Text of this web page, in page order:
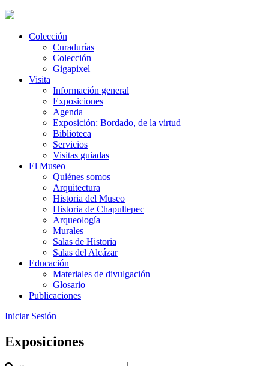
Colección
Curadurías
Colección
Gigapixel
Visita
Información general
Exposiciones
Agenda
Exposición: Bordado, de la virtud
Biblioteca
Servicios
Visitas guiadas
El Museo
Quiénes somos
Arquitectura
Historia del Museo
Historia de Chapultepec
Arqueología
Murales
Salas de Historia
Salas del Alcázar
Educación
Materiales de divulgación
Glosario
Publicaciones
Iniciar Sesión
Exposiciones